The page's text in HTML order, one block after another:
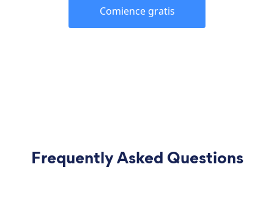
Comience gratis
Frequently Asked Questions